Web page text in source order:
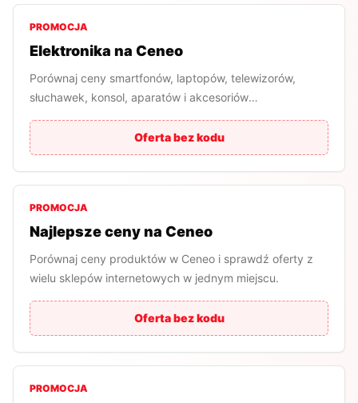
PROMOCJA
Elektronika na Ceneo
Porównaj ceny smartfonów, laptopów, telewizorów,
słuchawek, konsol, aparatów i akcesoriów
Oferta bez kodu
PROMOCJA
Najlepsze ceny na Ceneo
Porównaj ceny produktów w Ceneo i sprawdź oferty z
wielu sklepów internetowych w jednym miejscu.
Oferta bez kodu
PROMOCJA